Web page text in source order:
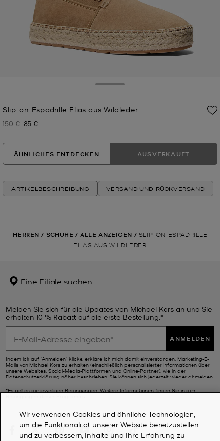
Slip-on-Espadrille Elias aus Wildleder
Zuvor
150 € Jetzt
85 €
ÄHNLICHES ENTDECKEN AUSVERKAUFT
ARTIKELBESCHREIBUNG VERSAND UND RÜCKVERSAND
HERREN / SCHUHE / ALLE ANZEIGEN / SLIP-ON-ESPADRILLE
ELIAS AUS WILDLEDER
Eine Filiale suchen
Melden Sie sich für die Updates von Michael Kors an und Sie
erhalten 10 % Rabatt auf die erste Bestellung.*
ANMELDEN
Indem ich auf "Anmelden" klicke, erkläre ich mich damit einverstanden, Marketing-E-
Mails von Michael Kors zu erhalten (einschließlich personalisierter Informationen über
unsere Websites, Social-Media-Plattformen und Online-Partner), wie in der
Datenschutzerklärung näher beschrieben. Sie können sich jederzeit wieder abmelden.
*Es gelten die jeweiligen Bedingungen. Weitere Informationen finden Sie in den
Wir verwenden Cookies und ähnliche Technologien,
um die Funktionalität unserer Website bereitzustellen
und zu verbessern, Inhalte und Ihre Erfahrung zu